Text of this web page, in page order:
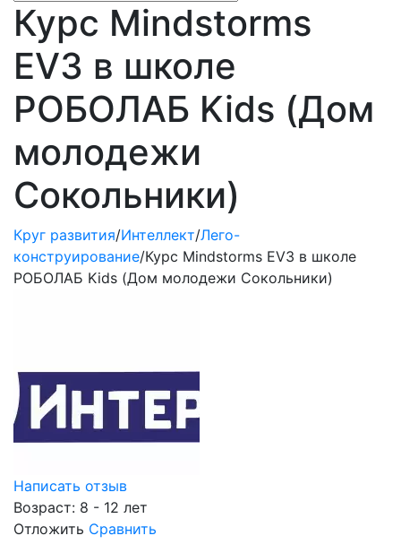
Курс Mindstorms
EV3 в школе
РОБОЛАБ Kids (Дом
молодежи
Сокольники)
Круг развития/Интеллект/Лего-
конструирование/Курс Mindstorms EV3 в школе
РОБОЛАБ Kids (Дом молодежи Сокольники)
Написать отзыв
Возраст: 8 - 12 лет
Отложить Сравнить